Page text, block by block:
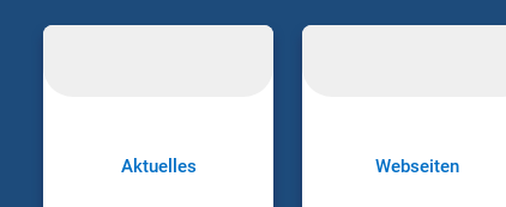
Aktuelles Webseiten